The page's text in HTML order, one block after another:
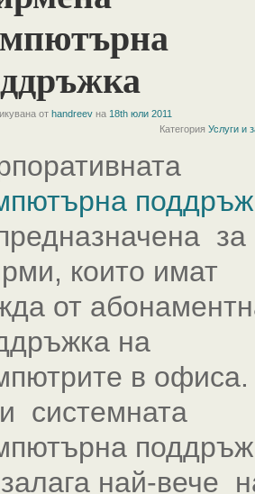
от handreev на 18th юли 2011
Категория Услуги и
за
които имат
от
на
в офиса.
системната
най-вече